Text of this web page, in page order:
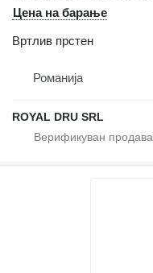
Цена на барање
Вртлив прстен
Романија
ROYAL DRU SRL